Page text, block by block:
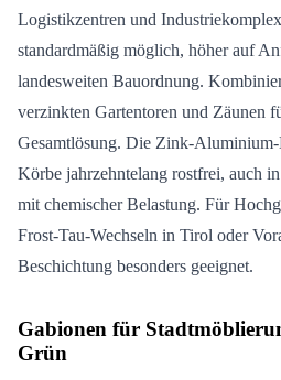
Logistikzentren und
standardmäßig möglich, höher auf
landesweiten Bauordnung.
verzinkten Gartentoren und Zäunen
Gesamtlösung. Die Zink-
Körbe jahrzehntelang rostfrei, auch
mit chemischer Belastung. Für
Frost-Tau-Wechseln in Tirol oder
Beschichtung besonders geeignet.
Gabionen für
Grün